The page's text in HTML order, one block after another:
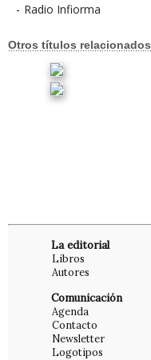
- Radio Infiorma
Otros títulos relacionados
La editorial
Libros
Autores
Comunicación
Agenda
Contacto
Newsletter
Logotipos